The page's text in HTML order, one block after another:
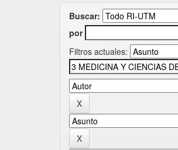
Buscar:
por
Filtros actuales: